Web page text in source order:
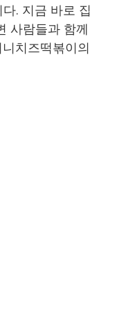
. 지금 바로 집
사람들과 함께
치즈떡볶이의